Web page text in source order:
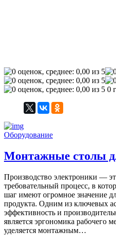
0
Оборудование
Монтажные столы
Производство электроники —
требовательный процесс, в
шаг имеют огромное значение
продукта. Одним из ключевых
эффективность и
является эргономика рабочего
уделяется монтажным…